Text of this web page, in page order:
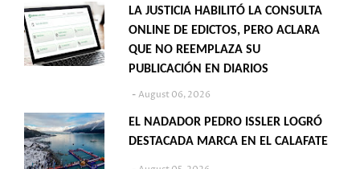
LA JUSTICIA HABILITÓ LA CONSULTA
ONLINE DE EDICTOS, PERO ACLARA
QUE NO REEMPLAZA SU
PUBLICACIÓN EN DIARIOS
August 06, 2026
EL NADADOR PEDRO ISSLER LOGRÓ
DESTACADA MARCA EN EL CALAFATE